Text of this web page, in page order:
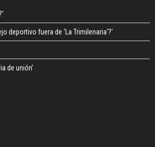
deportivo fuera de 'La Trimilenaria'?'
de unión’